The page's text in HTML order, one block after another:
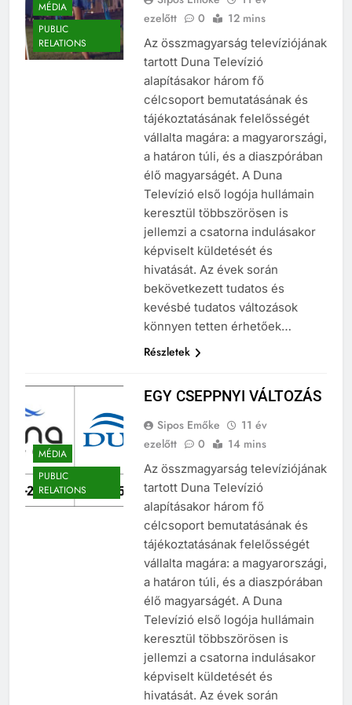
MÉDIA
PUBLIC
RELATIONS
Sipos Emőke
11 év
Az összmagyarság televíziójának
tartott Duna Televízió
alapításakor három fő
célcsoport bemutatásának és
tájékoztatásának felelősségét
vállalta magára: a magyarországi,
a határon túli, és a diaszpórában
élő magyarságét. A Duna
Televízió első logója hullámain
keresztül többszörösen is
jellemzi a csatorna indulásakor
képviselt küldetését és
hivatását. Az évek során
bekövetkezett tudatos és
kevésbé tudatos változások
MÉDIA
PUBLIC
RELATIONS
Sipos Emőke
11 év
Az összmagyarság televíziójának
tartott Duna Televízió
alapításakor három fő
célcsoport bemutatásának és
tájékoztatásának felelősségét
vállalta magára: a magyarországi,
a határon túli, és a diaszpórában
élő magyarságét. A Duna
Televízió első logója hullámain
keresztül többszörösen is
jellemzi a csatorna indulásakor
képviselt küldetését és